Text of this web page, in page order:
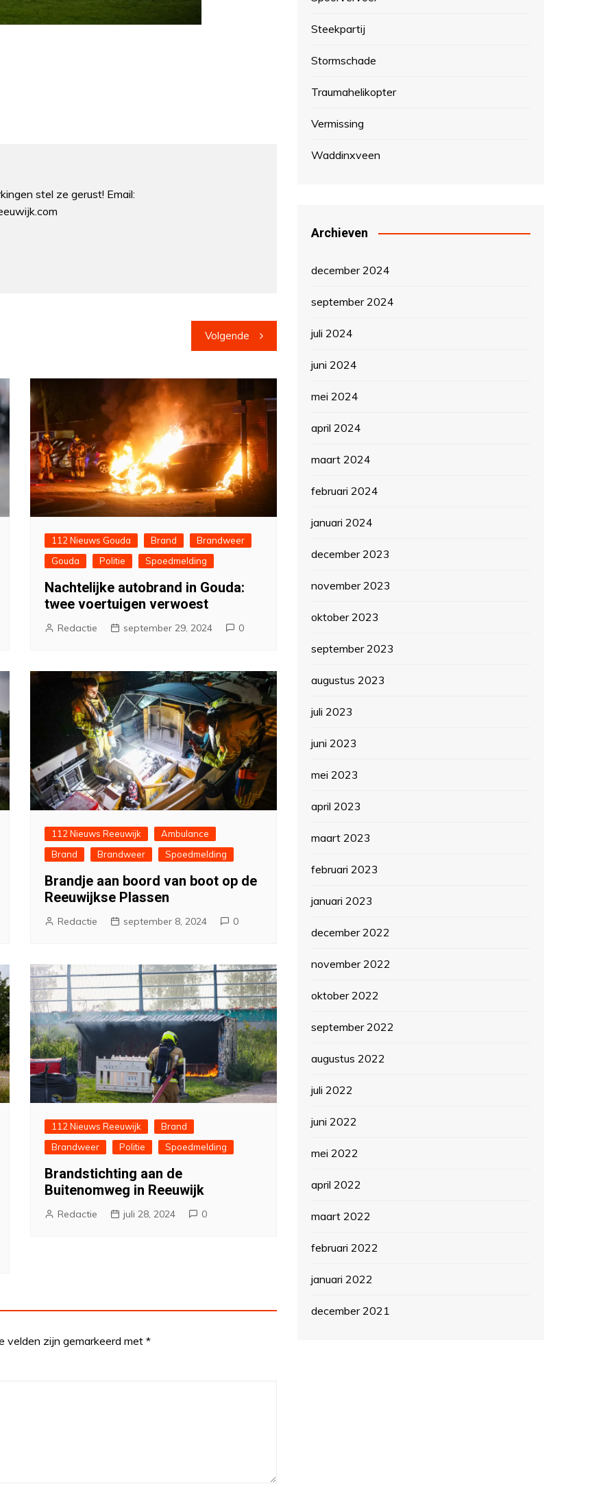
stel ze gerust! Email:
Volgende
112 Nieuws Gouda Brand
Brandweer
Gouda
Politie Spoedmelding
Nachtelijke autobrand in Gouda:
twee voertuigen verwoest
Redactie september 29, 2024 0
112 Nieuws Reeuwijk
Ambulance
Brand
Brandweer Spoedmelding
Brandje aan boord van boot op de
Reeuwijkse Plassen
Redactie september 8, 2024 0
112 Nieuws Reeuwijk
Brand
Brandweer
Politie Spoedmelding
Brandstichting aan de
Buitenomweg in Reeuwijk
Redactie juli 28, 2024 0
velden zijn gemarkeerd met *
Steekpartij
Stormschade
Traumahelikopter
Vermissing
Waddinxveen
Archieven
december 2024
september 2024
juli 2024
juni 2024
mei 2024
april 2024
maart 2024
februari 2024
januari 2024
december 2023
november 2023
oktober 2023
september 2023
augustus 2023
juli 2023
juni 2023
mei 2023
april 2023
maart 2023
februari 2023
januari 2023
december 2022
november 2022
oktober 2022
september 2022
augustus 2022
juli 2022
juni 2022
mei 2022
april 2022
maart 2022
februari 2022
januari 2022
december 2021